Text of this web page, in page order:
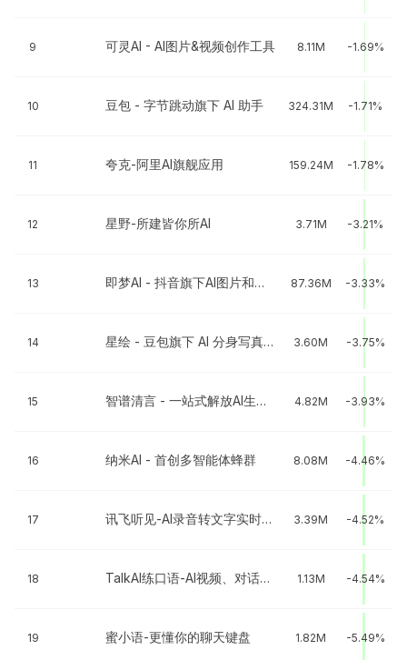
9 可灵AI - AI图片&视频创作工具 8.11M -1.69%
10 豆包 - 字节跳动旗下 AI 助手 324.31M -1.71%
11 夸克-阿里AI旗舰应用 159.24M -1.78%
12 星野-所建皆你所AI 3.71M -3.21%
13 即梦AI - 抖音旗下AI图片和视频工具 87.36M -3.33%
14 星绘 - 豆包旗下 AI 分身写真图片视频 3.60M -3.75%
15 智谱清言 - 一站式解放AI生产力 4.82M -3.93%
16 纳米AI - 首创多智能体蜂群 8.08M -4.46%
17 讯飞听见-AI录音转文字实时翻译 3.39M -4.52%
18 TalkAI练口语-AI视频、对话背单词 1.13M -4.54%
19 蜜小语-更懂你的聊天键盘 1.82M -5.49%